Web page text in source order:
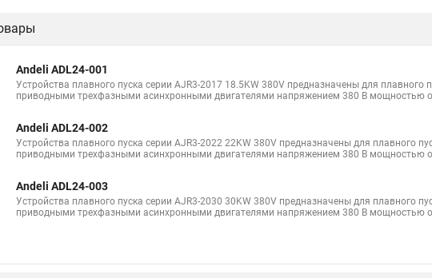
Andeli ADL24-001
Устройства плавного пуска серии AJR3-2017 18.5KW 380V предназначены для
приводными трехфазными асинхронными двигателями напряжением 380 В мощностью
Andeli ADL24-002
Устройства плавного пуска серии AJR3-2022 22KW 380V предназначены для плавного
приводными трехфазными асинхронными двигателями напряжением 380 В мощностью
Andeli ADL24-003
Устройства плавного пуска серии AJR3-2030 30KW 380V предназначены для плавного
приводными трехфазными асинхронными двигателями напряжением 380 В мощностью